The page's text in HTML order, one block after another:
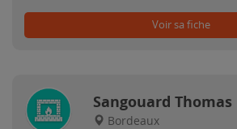
Voir sa fiche
Sangouard Thomas
Bordeaux